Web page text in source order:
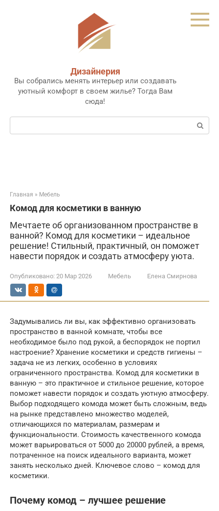
Дизайнерия
Вы собрались менять интерьер или создавать
уютный комфорт в своем жилье? Тогда Вам
сюда!
Поиск:
Главная » Мебель
Комод для косметики в ванную
Мечтаете об организованном пространстве в
ванной? Комод для косметики – идеальное
решение! Стильный, практичный, он поможет
навести порядок и создать атмосферу уюта.
Опубликовано: 20 Мар 2026 Мебель Елена Смирнова
Задумывались ли вы, как эффективно организовать
пространство в ванной комнате, чтобы все
необходимое было под рукой, а беспорядок не портил
настроение? Хранение косметики и средств гигиены –
задача не из легких, особенно в условиях
ограниченного пространства. Комод для косметики в
ванную – это практичное и стильное решение, которое
поможет навести порядок и создать уютную атмосферу.
Выбор подходящего комода может быть сложным, ведь
на рынке представлено множество моделей,
отличающихся по материалам, размерам и
функциональности. Стоимость качественного комода
может варьироваться от 5000 до 20000 рублей, а время,
потраченное на поиск идеального варианта, может
занять несколько дней. Ключевое слово – комод для
косметики.
Почему комод – лучшее решение